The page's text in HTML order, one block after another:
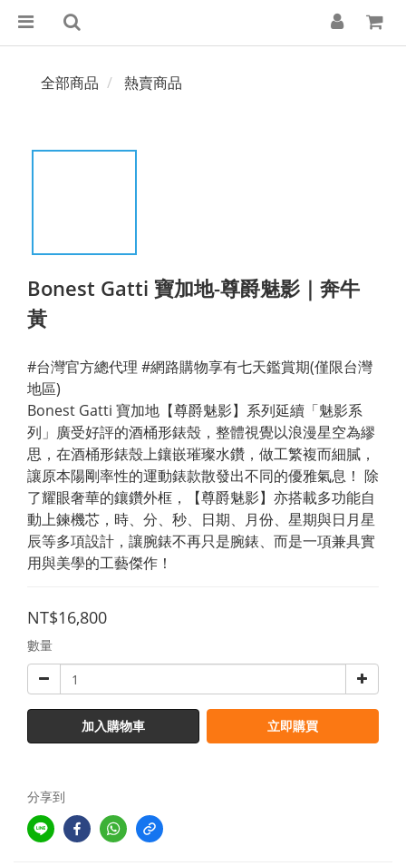
全部商品 熱賣商品
Bonest Gatti 寶加地-尊爵魅影｜奔牛
黃
#台灣官方總代理 #網路購物享有七天鑑賞期(僅限台灣
地區)
Bonest Gatti 寶加地【尊爵魅影】系列延續「魅影系
列」廣受好評的酒桶形錶殼，整體視覺以浪漫星空為繆
思，在酒桶形錶殼上鑲嵌璀璨水鑽，做工繁複而細膩，
讓原本陽剛率性的運動錶款散發出不同的優雅氣息！ 除
了耀眼奢華的鑲鑽外框，【尊爵魅影】亦搭載多功能自
動上鍊機芯，時、分、秒、日期、月份、星期與日月星
辰等多項設計，讓腕錶不再只是腕錶、而是一項兼具實
用與美學的工藝傑作！
NT$16,800
數量
加入購物車 立即購買
分享到